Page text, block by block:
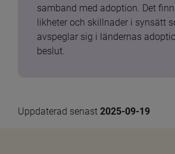
samband med adoption. Det
likheter och skillnader i synsätt
avspeglar sig i ländernas
beslut.
Uppdaterad senast 2025-09-19